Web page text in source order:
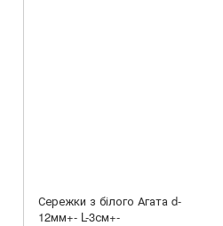
Сережки з білого Агата d-
12мм+- L-3см+-